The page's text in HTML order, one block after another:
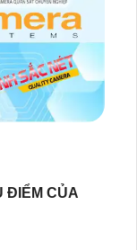
ĐIỂM CỦA